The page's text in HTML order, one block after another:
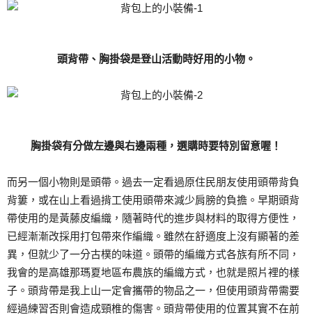
頭背帶、胸掛袋是登山活動時好用的小物。
胸掛袋有分做左邊與右邊兩種，選購時要特別留意喔！
而另一個小物則是頭帶。過去一定看過原住民朋友使用頭帶背負
背簍，或在山上看過揹工使用頭帶來減少肩膀的負擔。早期頭背
帶使用的是黃藤皮編織，隨著時代的進步與材料的取得方便性，
已經漸漸改採用打包帶來作編織。雖然在舒適度上沒有顯著的差
異，但就少了一分古樸的味道。頭帶的編織方式各族有所不同，
我會的是高雄那瑪夏地區布農族的編織方式，也就是照片裡的樣
子。頭背帶是我上山一定會攜帶的物品之一，但使用頭背帶需要
經過練習否則會造成頸椎的傷害。頭背帶使用的位置其實不在前